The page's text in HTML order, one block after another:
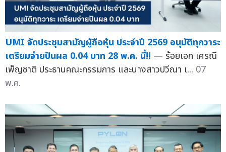
UMI จัดประชุมสามัญผู้ถือหุ้น ประจำปี 2569 อนุมัติทุกวาระ
เตรียมจ่ายปันผล 0.04 บาท 28 พ.ค. นี้!! — ร้อยเอก เศรณี
เพ็ญชาติ ประธานคณะกรรมการ และนางสาวปวีณา เ... 07
พ.ค.